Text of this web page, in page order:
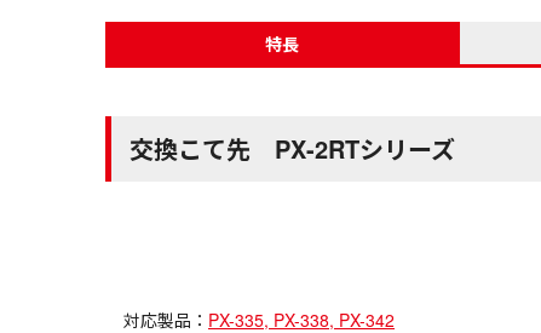
特長
交換こて先 PX-2RTシリーズ
対応製品： PX-335, PX-338, PX-342